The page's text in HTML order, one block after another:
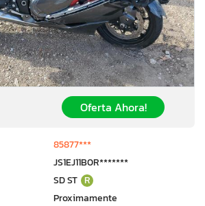
Oferta Ahora!
85877***
JS1EJ11B0R*******
SD ST R
Proximamente